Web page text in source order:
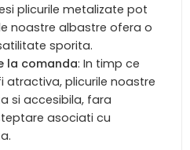
plicurile metalizate pot
noastre albastre ofera o
sporita.
la comanda: In timp ce
atractiva, plicurile noastre
si accesibila, fara
asociati cu